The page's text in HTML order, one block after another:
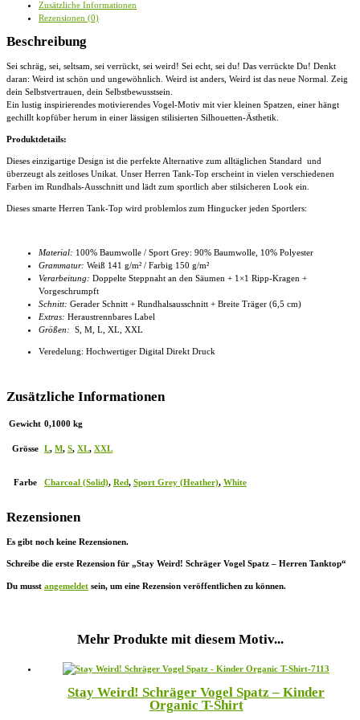
Zusätzliche Informationen
Rezensionen (0)
Beschreibung
Sei schräg, sei, seltsam, sei verrückt, sei weird! Sei echt, sei du! Das verrückte Du! Denkt
daran: Weird ist schön und ungewöhnlich. Weird ist anders, Weird ist das neue Normal. Zeig
dein Selbstvertrauen, dein Selbstbewusstsein.
Ein lustig inspirierendes motivierendes Vogel-Motiv mit vier kleinen Spatzen, einer hängt
gechillt kopfüber herum in einer lässigen stilisierten Silhouetten-Ästhetik.
Produktdetails:
Dieses einzigartige Design ist die perfekte Alternative zum alltäglichen Standard und
überzeugt als zeitloses Unikat. Unser Herren Tank-Top erscheint in vielen verschiedenen
Farben im Rundhals-Ausschnitt und lädt zum sportlich aber stilsicheren Look ein.
Dieses smarte Herren Tank-Top wird problemlos zum Hingucker jeden Sportlers:
Material: 100% Baumwolle / Sport Grey: 90% Baumwolle, 10% Polyester
Grammatur: Weiß 141 g/m² / Farbig 150 g/m²
Verarbeitung: Doppelte Steppnaht an den Säumen + 1×1 Ripp-Kragen +
Vorgeschrumpft
Schnitt: Gerader Schnitt + Rundhalsausschnitt + Breite Träger (6,5 cm)
Extras: Heraustrennbares Label
Größen: S, M, L, XL, XXL
Veredelung: Hochwertiger Digital Direkt Druck
Zusätzliche Informationen
Gewicht 0,1000 kg
Grösse L, M, S, XL, XXL
Farbe Charcoal (Solid), Red, Sport Grey (Heather), White
Rezensionen
Es gibt noch keine Rezensionen.
Schreibe die erste Rezension für „Stay Weird! Schräger Vogel Spatz – Herren Tanktop“
Du musst angemeldet sein, um eine Rezension veröffentlichen zu können.
Mehr Produkte mit diesem Motiv...
Stay Weird! Schräger Vogel Spatz – Kinder
Organic T-Shirt